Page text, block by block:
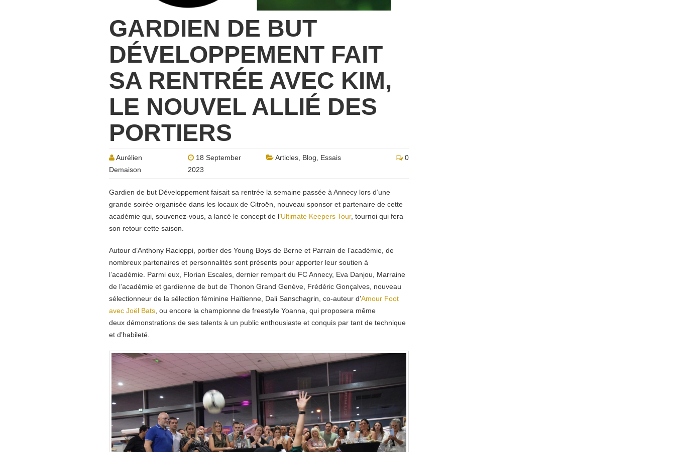
GARDIEN DE BUT
DÉVELOPPEMENT FAIT
SA RENTRÉE AVEC KIM,
LE NOUVEL ALLIÉ DES
PORTIERS
Aurélien
Demaison
18 September
2023
Articles Blog Essais 0
Gardien de but Développement faisait sa rentrée la semaine passée à Annecy lors d’une
grande soirée organisée dans les locaux de Citroën, nouveau sponsor et partenaire de cette
académie qui, souvenez-vous, a lancé le concept de l’Ultimate Keepers Tour, tournoi qui fera
son retour cette saison.
Autour d’Anthony Racioppi, portier des Young Boys de Berne et Parrain de l’académie, de
nombreux partenaires et personnalités sont présents pour apporter leur soutien à
l’académie. Parmi eux, Florian Escales, dernier rempart du FC Annecy, Eva Danjou, Marraine
de l’académie et gardienne de but de Thonon Grand Genève, Frédéric Gonçalves, nouveau
sélectionneur de la sélection féminine Haïtienne, Dali Sanschagrin, co-auteur d’Amour Foot
avec Joël Bats ou encore la championne de freestyle Yoanna, qui proposera même
deux démonstrations de ses talents à un public enthousiaste et conquis par tant de technique
et d’habileté